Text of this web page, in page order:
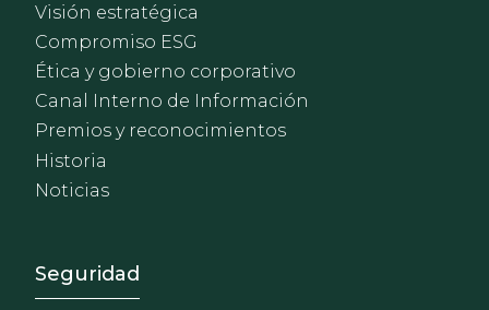
Visión estratégica
Compromiso ESG
Ética y gobierno corporativo
Canal Interno de Información
Premios y reconocimientos
Historia
Noticias
Footer - Extranet y
Seguridad